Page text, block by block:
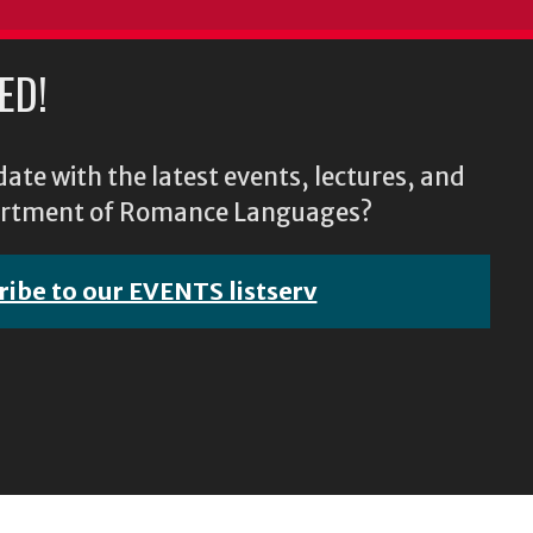
with the latest events, lectures, and
of Romance Languages?
to our EVENTS listserv